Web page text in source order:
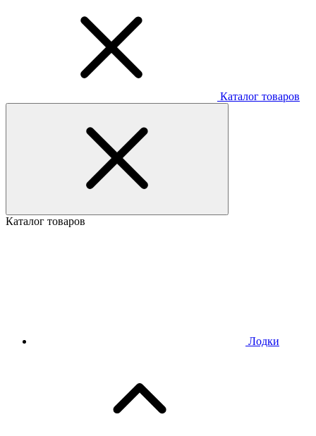
Каталог товаров
Каталог товаров
Лодки